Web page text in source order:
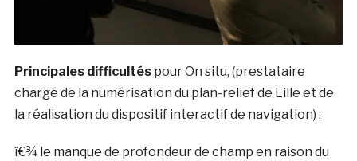
Principales difficultés pour On situ, (prestataire
chargé de la numérisation du plan-relief de Lille et de
la réalisation du dispositif interactif de navigation) :
ï€¾ le manque de profondeur de champ en raison du